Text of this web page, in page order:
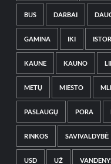
BUS DARBAI
GAMINA IKI
KAUNE KAUNO
METŲ MIESTO
PASLAUGŲ PORA
RINKOS SAVIVALDYBĖ
USD UŽ